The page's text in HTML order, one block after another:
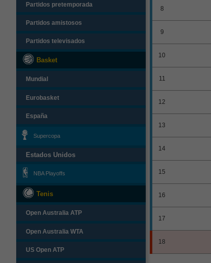
Partidos pretemporada
Partidos amistosos
Partidos televisados
Basket
Mundial
Eurobasket
España
Supercopa
Estados Unidos
NBA Playoffs
Tenis
Open Australia ATP
Open Australia WTA
US Open ATP
8
9
10
11
12
13
14
15
16
17
18